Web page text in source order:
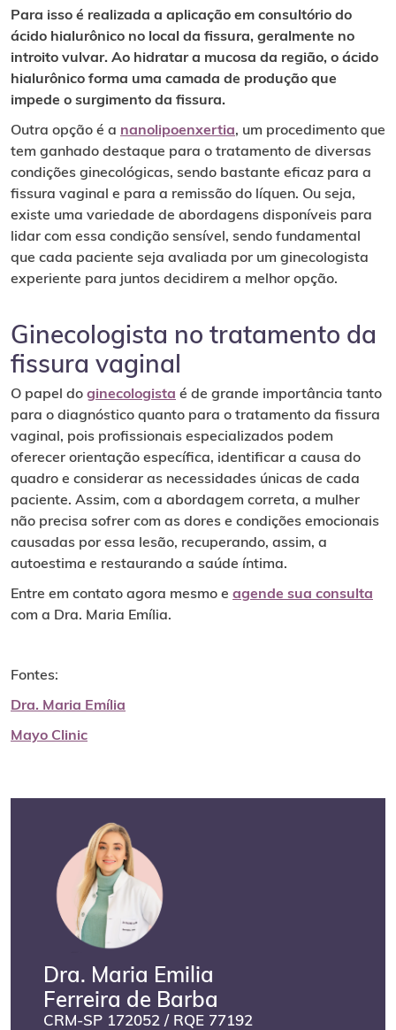
Para isso é realizada a aplicação em consultório do
ácido hialurônico no local da fissura, geralmente no
introito vulvar. Ao hidratar a mucosa da região, o ácido
hialurônico forma uma camada de produção que
impede o surgimento da fissura.
Outra opção é a nanolipoenxertia, um procedimento que
tem ganhado destaque para o tratamento de diversas
condições ginecológicas, sendo bastante eficaz para a
fissura vaginal e para a remissão do líquen. Ou seja,
existe uma variedade de abordagens disponíveis para
lidar com essa condição sensível, sendo fundamental
que cada paciente seja avaliada por um ginecologista
experiente para juntos decidirem a melhor opção.
Ginecologista no tratamento da
fissura vaginal
O papel do ginecologista é de grande importância tanto
para o diagnóstico quanto para o tratamento da fissura
vaginal, pois profissionais especializados podem
oferecer orientação específica, identificar a causa do
quadro e considerar as necessidades únicas de cada
paciente. Assim, com a abordagem correta, a mulher
não precisa sofrer com as dores e condições emocionais
causadas por essa lesão, recuperando, assim, a
autoestima e restaurando a saúde íntima.
Entre em contato agora mesmo e agende sua consulta
com a Dra. Maria Emília.
Fontes:
Dra. Maria Emília
Mayo Clinic
Dra. Maria Emilia
Ferreira de Barba
CRM-SP 172052 / RQE 77192